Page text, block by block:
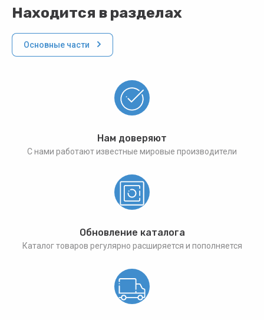
Находится в разделах
Основные части
Нам доверяют
С нами работают известные мировые производители
Обновление каталога
Каталог товаров регулярно расширяется и пополняется